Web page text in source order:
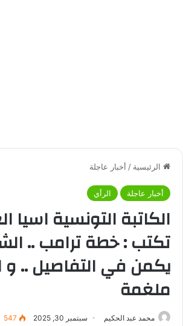
الرئيسية / أخبار عاجلة
أخبار عاجلة الرأي
الكاتبة التونسية اسيا
تكتب : خطة ترامب ..
يكمن في التفاصيل .. و
ملغمة
محمد عبد الحكيم سبتمبر 30, 2025 547